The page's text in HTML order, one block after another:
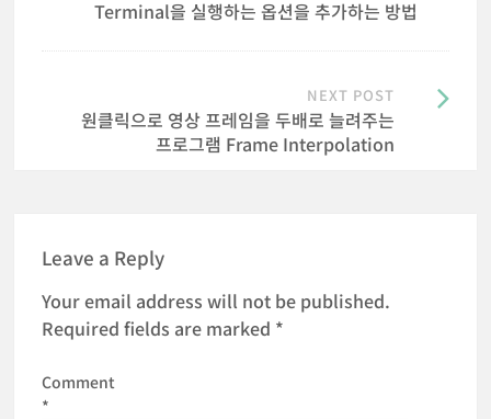
Terminal을 실행하는 옵션을 추가하는 방법
NEXT POST
원클릭으로 영상 프레임을 두배로 늘려주는
프로그램 Frame Interpolation
Leave a Reply
Your email address will not be published.
Required fields are marked *
Comment
*